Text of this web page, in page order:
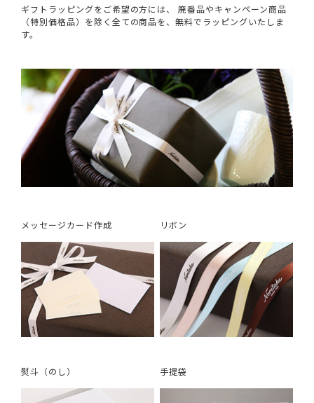
ギフトラッピングをご希望の方には、 廃番品やキャンペーン商品
（特別価格品）を除く全ての商品を、無料でラッピングいたしま
す。
メッセージカード作成 リボン
熨斗（のし） 手提袋